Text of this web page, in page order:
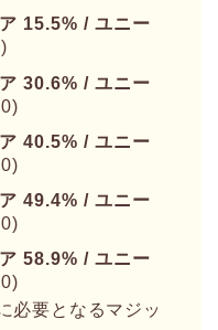
15.5% / ユニー
30.6% / ユニー
40.5% / ユニー
49.4% / ユニー
58.9% / ユニー
必要となるマジッ